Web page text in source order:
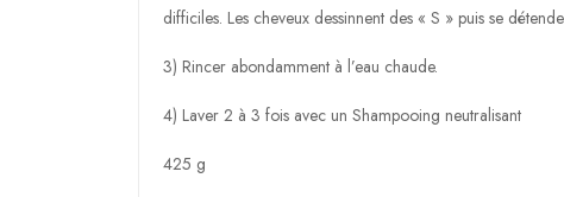
difficiles. Les cheveux dessinnent des « S » puis se
3) Rincer abondamment à l’eau chaude.
4) Laver 2 à 3 fois avec un Shampooing neutralisant
425 g